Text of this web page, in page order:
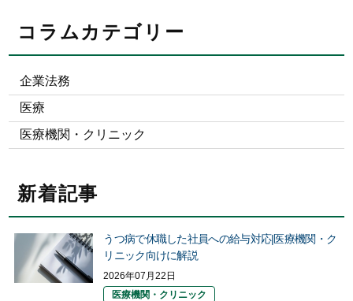
コラムカテゴリー
企業法務
医療
医療機関・クリニック
新着記事
うつ病で休職した社員への給与対応|医療機関・ク
リニック向けに解説
2026年07月22日
医療機関・クリニック